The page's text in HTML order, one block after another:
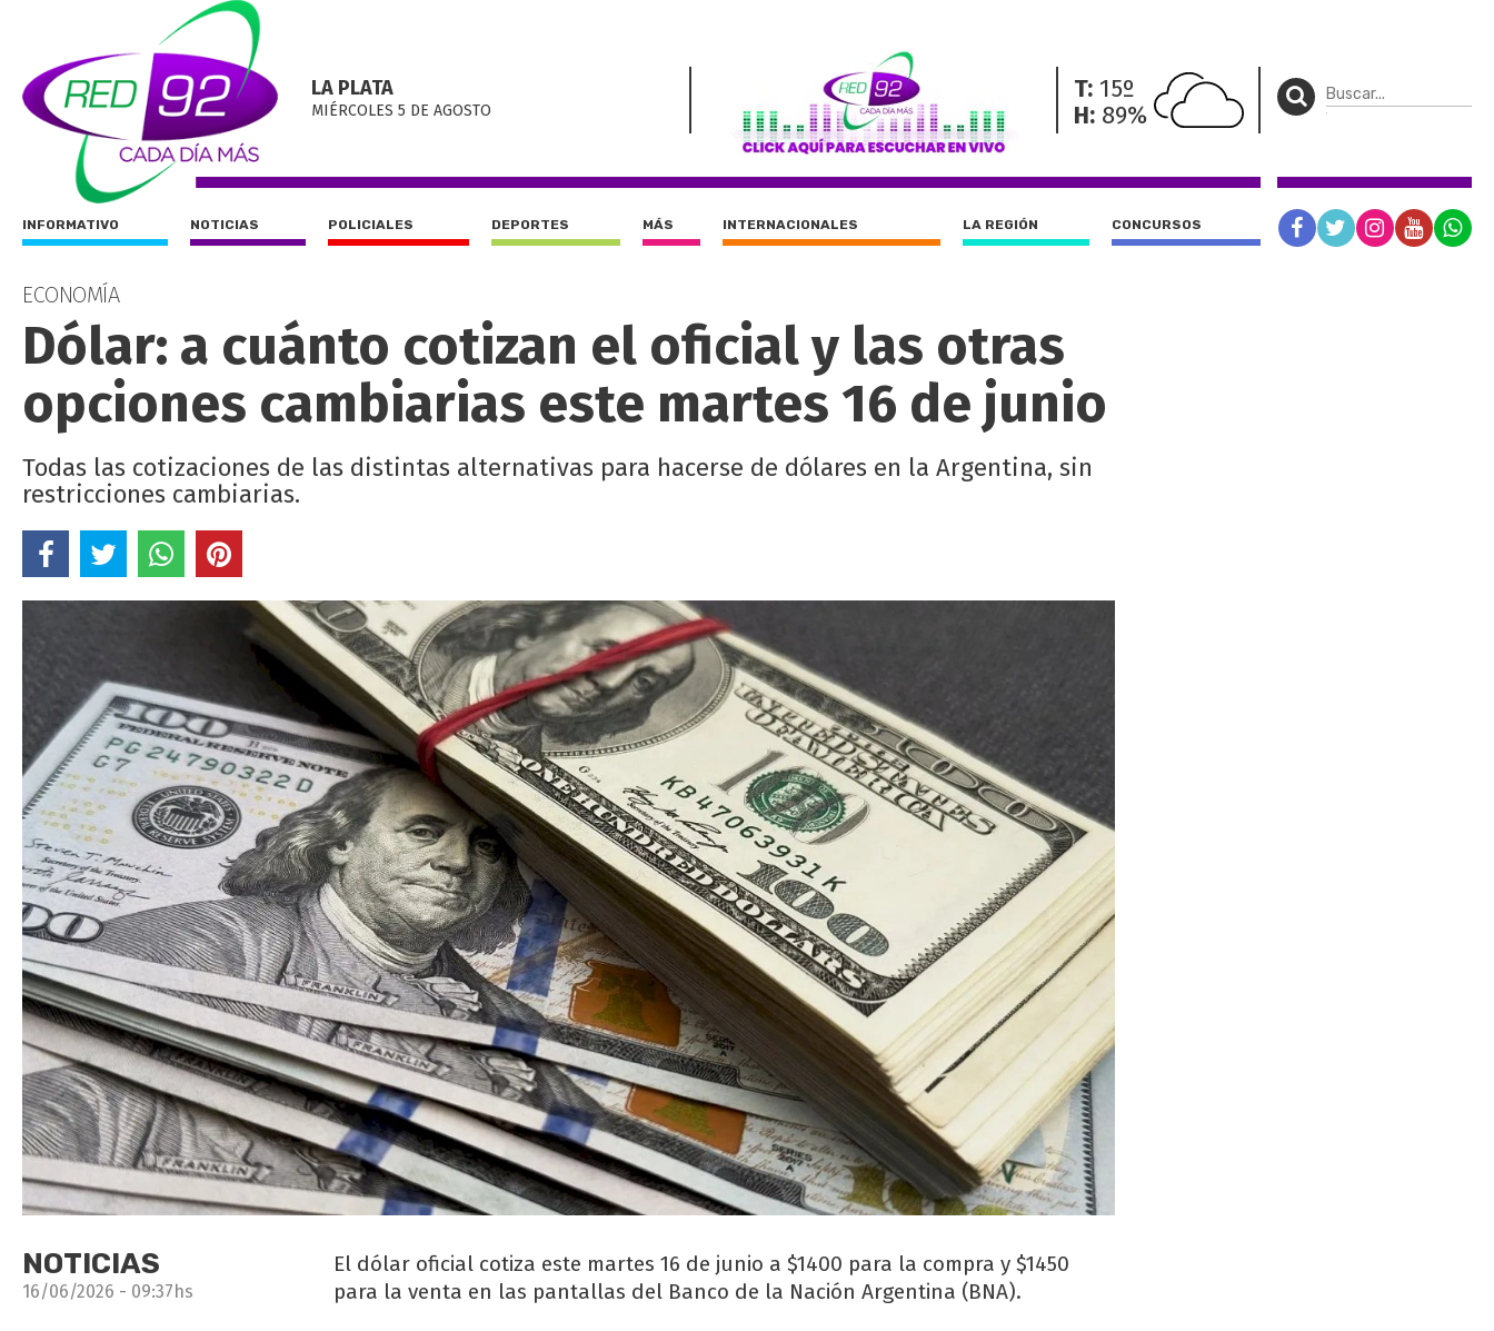
LA PLATA
MIÉRCOLES 5 DE AGOSTO
T: 15º
H: 89%
INFORMATIVO NOTICIAS POLICIALES DEPORTES MÁS INTERNACIONALES LA REGIÓN CONCURSOS
ECONOMÍA
Dólar: a cuánto cotizan el oficial y las otras
opciones cambiarias este martes 16 de junio
Todas las cotizaciones de las distintas alternativas para hacerse de dólares en la Argentina, sin
restricciones cambiarias.
NOTICIAS
16/06/2026 - 09:37hs
El dólar oficial cotiza este martes 16 de junio a $1400 para la compra y $1450
para la venta en las pantallas del Banco de la Nación Argentina (BNA).